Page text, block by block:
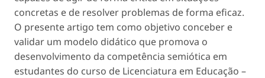
concretas e de resolver problemas de forma eficaz.
O presente artigo tem como objetivo conceber e
validar um modelo didático que promova o
desenvolvimento da competência semiótica em
estudantes do curso de Licenciatura em Educação –